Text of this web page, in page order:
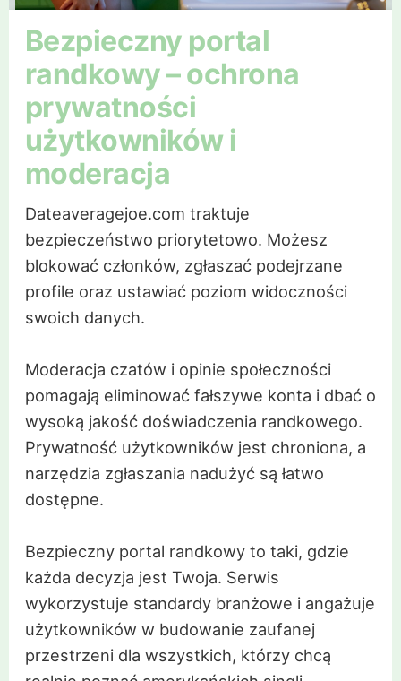
Bezpieczny portal
randkowy – ochrona
prywatności
użytkowników i
moderacja
Dateaveragejoe.com traktuje
bezpieczeństwo priorytetowo. Możesz
blokować członków, zgłaszać podejrzane
profile oraz ustawiać poziom widoczności
swoich danych.
Moderacja czatów i opinie społeczności
pomagają eliminować fałszywe konta i dbać o
wysoką jakość doświadczenia randkowego.
Prywatność użytkowników jest chroniona, a
narzędzia zgłaszania nadużyć są łatwo
dostępne.
Bezpieczny portal randkowy to taki, gdzie
każda decyzja jest Twoja. Serwis
wykorzystuje standardy branżowe i angażuje
użytkowników w budowanie zaufanej
przestrzeni dla wszystkich, którzy chcą